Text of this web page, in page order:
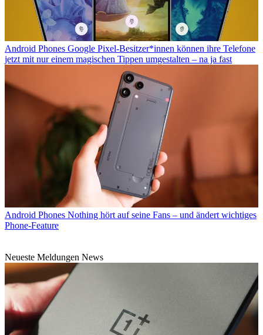
Android Phones Google Pixel-Besitzer*innen können ihre Telefone
jetzt mit nur einem magischen Tippen umgestalten – na ja fast
Android Phones Nothing hört auf seine Fans – und ändert wichtiges
Phone-Feature
Neueste Meldungen News